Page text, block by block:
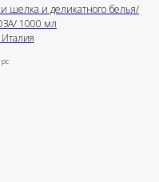
шелка и деликатного белья/
1000 мл
pc